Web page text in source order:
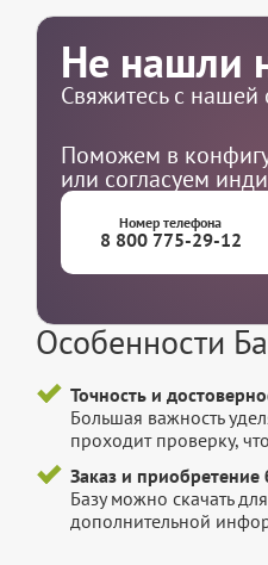
Не нашли
Свяжитесь с
Поможем в
или согласуем
Номер телефона
8 800 775-29-12
Особенности
Точность и
Большая важность
проходит проверку,
Заказ и приобретение
Базу можно скачать
дополнительной